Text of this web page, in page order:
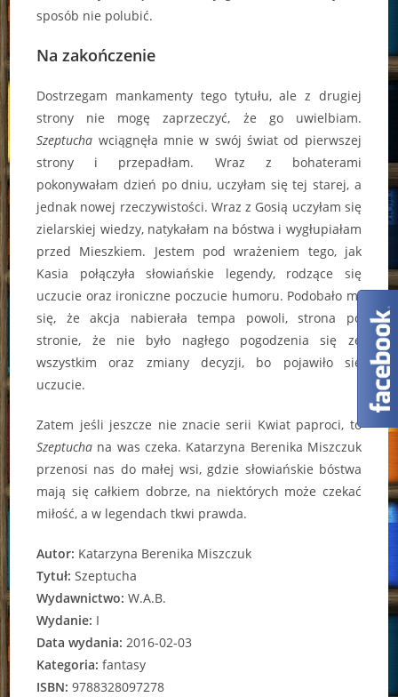
sposób nie polubić.
Na zakończenie
Dostrzegam mankamenty tego tytułu, ale z drugiej
strony nie mogę zaprzeczyć, że go uwielbiam.
Szeptucha wciągnęła mnie w swój świat od pierwszej
strony i przepadłam. Wraz z bohaterami
pokonywałam dzień po dniu, uczyłam się tej starej, a
jednak nowej rzeczywistości. Wraz z Gosią uczyłam się
zielarskiej wiedzy, natykałam na bóstwa i wygłupiałam
przed Mieszkiem. Jestem pod wrażeniem tego, jak
Kasia połączyła słowiańskie legendy, rodzące się
uczucie oraz ironiczne poczucie humoru. Podobało mi
się, że akcja nabierała tempa powoli, strona po
stronie, że nie było nagłego pogodzenia się ze
wszystkim oraz zmiany decyzji, bo pojawiło się
uczucie.
Zatem jeśli jeszcze nie znacie serii Kwiat paproci, to
Szeptucha na was czeka. Katarzyna Berenika Miszczuk
przenosi nas do małej wsi, gdzie słowiańskie bóstwa
mają się całkiem dobrze, na niektórych może czekać
miłość, a w legendach tkwi prawda.
Autor: Katarzyna Berenika Miszczuk
Tytuł: Szeptucha
Wydawnictwo: W.A.B.
Wydanie: I
Data wydania: 2016-02-03
Kategoria: fantasy
ISBN: 9788328097278